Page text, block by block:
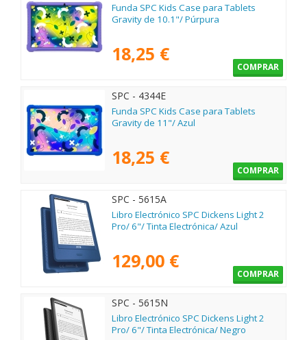
Funda SPC Kids Case para Tablets
Gravity de 10.1"/ Púrpura
18,25 €
COMPRAR
SPC - 4344E
Funda SPC Kids Case para Tablets
Gravity de 11"/ Azul
18,25 €
COMPRAR
SPC - 5615A
Libro Electrónico SPC Dickens Light 2
Pro/ 6"/ Tinta Electrónica/ Azul
129,00 €
COMPRAR
SPC - 5615N
Libro Electrónico SPC Dickens Light 2
Pro/ 6"/ Tinta Electrónica/ Negro